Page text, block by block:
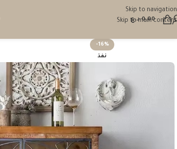
Skip to navigation
Skip to main content
0.00 د.ع
-16%
نفذ